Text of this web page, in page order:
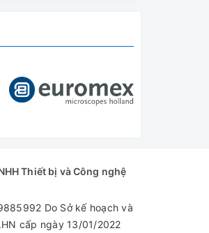
Thiết bị và Công nghệ
Do Sở kế hoạch và
cấp ngày 13/01/2022